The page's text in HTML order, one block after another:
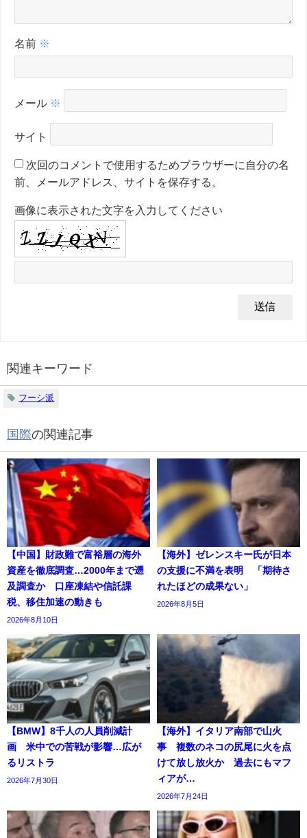
名前 ※
メール ※
サイト
次回のコメントで使用するためブラウザーに自分の名
前、メールアドレス、サイトを保存する。
画像に表示された文字を入力してください
関連キーワード
フーシ派
国際の関連記事
【中国】財政難で富裕層の海外
資産を徹底調査…2000年まで遡
及調査か 口座凍結や信託課
税、移住加速の動きも
2026年8月10日
【海外】ゼレンスキー氏が日本
の支援に不満を表明 「期待さ
れたほどの成果ない」
2026年8月5日
【BMW】8千人の人員削減計
画 米中での苦戦が影響…広が
るリストラ
2026年7月30日
【海外】イタリア南部で山火
事 複数のネコの尻尾に火を点
けて放し放火か 過去にもマフ
ィアが…
2026年7月24日